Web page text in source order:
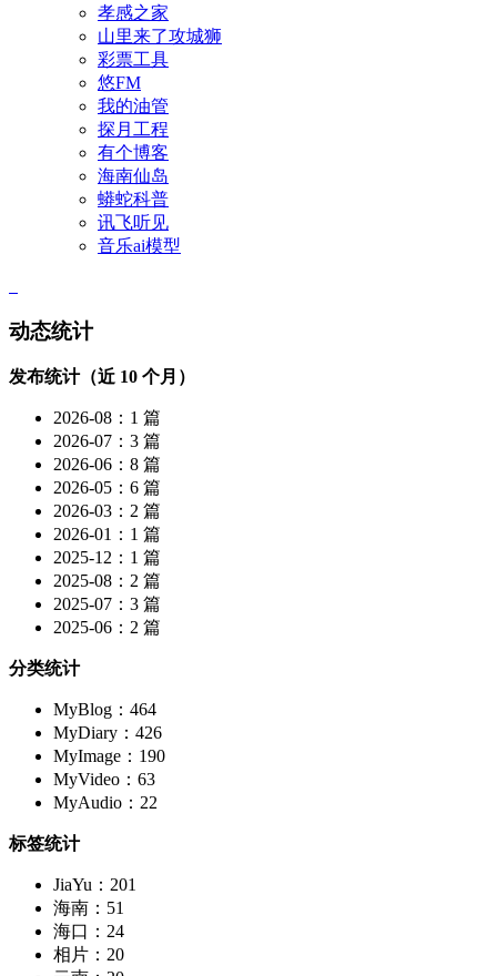
孝感之家
山里来了攻城狮
彩票工具
悠FM
我的油管
探月工程
有个博客
海南仙岛
蟒蛇科普
讯飞听见
音乐ai模型
动态统计
发布统计（近 10 个月）
2026-08：1 篇
2026-07：3 篇
2026-06：8 篇
2026-05：6 篇
2026-03：2 篇
2026-01：1 篇
2025-12：1 篇
2025-08：2 篇
2025-07：3 篇
2025-06：2 篇
分类统计
MyBlog：464
MyDiary：426
MyImage：190
MyVideo：63
MyAudio：22
标签统计
JiaYu：201
海南：51
海口：24
相片：20